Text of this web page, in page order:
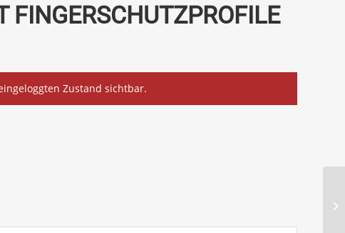
FINGERSCHUTZPROFILE
Zustand sichtbar.